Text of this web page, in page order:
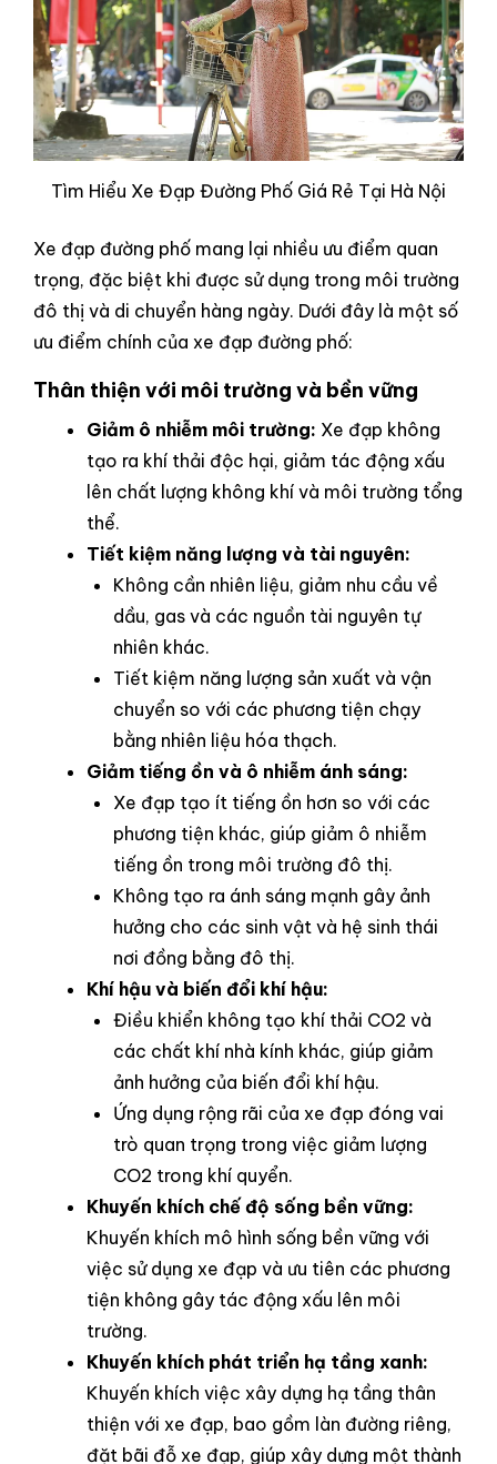
Tìm Hiểu Xe Đạp Đường Phố Giá Rẻ Tại Hà Nội
Xe đạp đường phố mang lại nhiều ưu điểm quan
trọng, đặc biệt khi được sử dụng trong môi trường
đô thị và di chuyển hàng ngày. Dưới đây là một số
ưu điểm chính của xe đạp đường phố:
Thân thiện với môi trường và bền vững
Giảm ô nhiễm môi trường: Xe đạp không
tạo ra khí thải độc hại, giảm tác động xấu
lên chất lượng không khí và môi trường tổng
thể.
Tiết kiệm năng lượng và tài nguyên:
Không cần nhiên liệu, giảm nhu cầu về
dầu, gas và các nguồn tài nguyên tự
nhiên khác.
Tiết kiệm năng lượng sản xuất và vận
chuyển so với các phương tiện chạy
bằng nhiên liệu hóa thạch.
Giảm tiếng ồn và ô nhiễm ánh sáng:
Xe đạp tạo ít tiếng ồn hơn so với các
phương tiện khác, giúp giảm ô nhiễm
tiếng ồn trong môi trường đô thị.
Không tạo ra ánh sáng mạnh gây ảnh
hưởng cho các sinh vật và hệ sinh thái
nơi đồng bằng đô thị.
Khí hậu và biến đổi khí hậu:
Điều khiển không tạo khí thải CO2 và
các chất khí nhà kính khác, giúp giảm
ảnh hưởng của biến đổi khí hậu.
Ứng dụng rộng rãi của xe đạp đóng vai
trò quan trọng trong việc giảm lượng
CO2 trong khí quyển.
Khuyến khích chế độ sống bền vững:
Khuyến khích mô hình sống bền vững với
việc sử dụng xe đạp và ưu tiên các phương
tiện không gây tác động xấu lên môi
trường.
Khuyến khích phát triển hạ tầng xanh:
Khuyến khích việc xây dựng hạ tầng thân
thiện với xe đạp, bao gồm làn đường riêng,
đặt bãi đỗ xe đạp, giúp xây dựng một thành